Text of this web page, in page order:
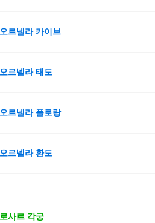
오르넬라 카이브
오르넬라 태도
오르넬라 플로랑
오르넬라 환도
로사르 각궁